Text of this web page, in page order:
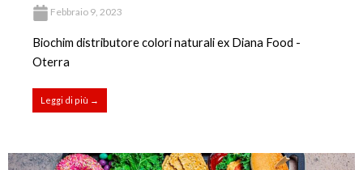
Febbraio 9, 2023
Biochim distributore colori naturali ex Diana Food -
Oterra
Leggi di più →